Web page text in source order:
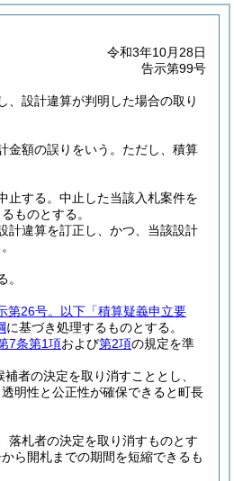
令和3年10月28日
告示第99号
、設計違算が判明した場合の取り
額の誤りをいう。 ただし、積算
する。 中止した当該入札案件を
ものとする。
計違算を訂正し、かつ、当該設計
第26号。以下「積算疑義申立要
に基づき処理するものとする。
7条第1項および第2項の規定を準
者の決定を取り消すこととし、
明性と公正性が確保できると町長
落札者の決定を取り消すものとす
ら開札までの期間を短縮できるも